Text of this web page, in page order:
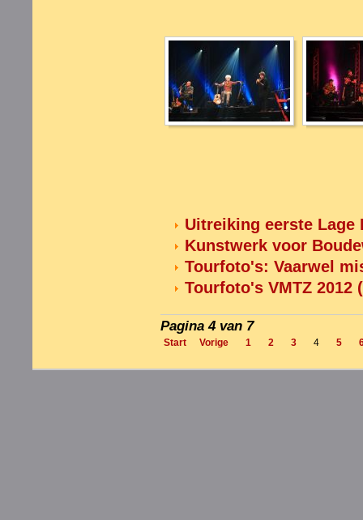
Uitreiking eerste Lage
Kunstwerk voor
Tourfoto's: Vaarwel
Tourfoto's VMTZ 2012
Pagina 4 van 7
Start Vorige 1 2 3 4 5